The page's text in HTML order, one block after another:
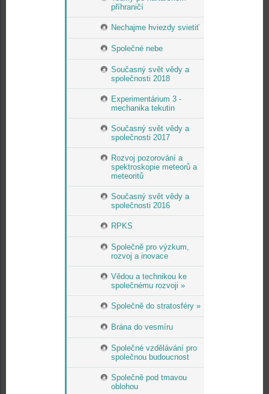
příhraničí
Nechajme hviezdy svietiť
Společné nebe
Současný svět vědy a
společnosti 2018
Experimentárium 3 -
mechanika tekutin
Současný svět vědy a
společnosti 2017
Rozvoj pozorování a
spektroskopie meteorů a
meteoritů
Současný svět vědy a
společnosti 2016
RPKS
Společně pro výzkum,
rozvoj a inovace
Vědou a technikou ke
společnému rozvoji »
Společně do stratosféry »
Brána do vesmíru
Společné vzdělávání pro
společnou budoucnost
Společně pod tmavou
oblohou